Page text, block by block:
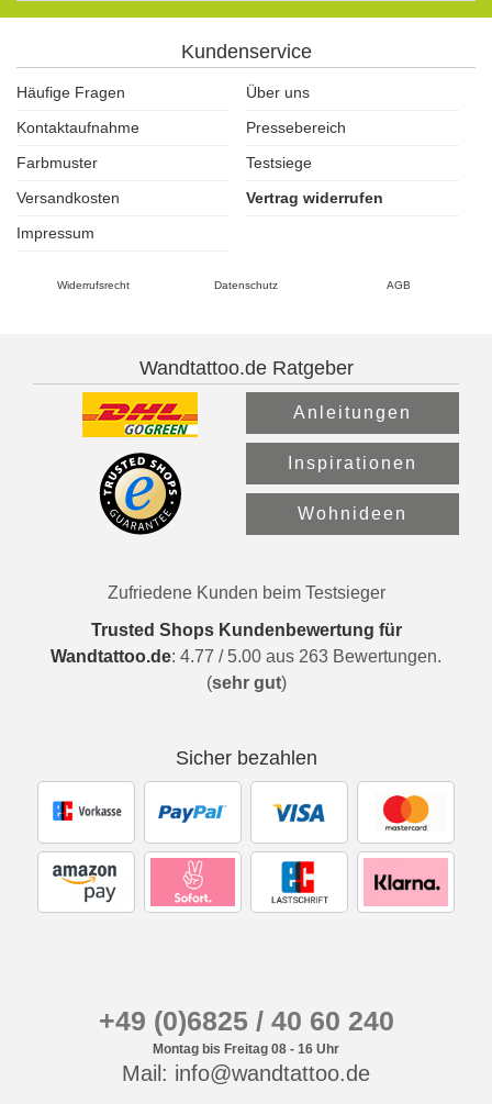
Kundenservice
Häufige Fragen
Über uns
Kontaktaufnahme
Pressebereich
Farbmuster
Testsiege
Versandkosten
Vertrag widerrufen
Impressum
Widerrufsrecht Datenschutz AGB
Wandtattoo.de Ratgeber
Anleitungen
Inspirationen
Wohnideen
Zufriedene Kunden beim Testsieger
Trusted Shops Kundenbewertung für
Wandtattoo.de: 4.77 / 5.00 aus 263 Bewertungen.
(sehr gut)
Sicher bezahlen
+49 (0)6825 / 40 60 240
Montag bis Freitag 08 - 16 Uhr
Mail: info@wandtattoo.de